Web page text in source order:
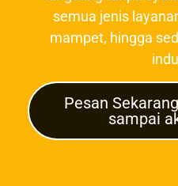
semua jenis
mampet, hingga
Pesan
sampai